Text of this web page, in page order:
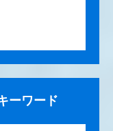
ーワード